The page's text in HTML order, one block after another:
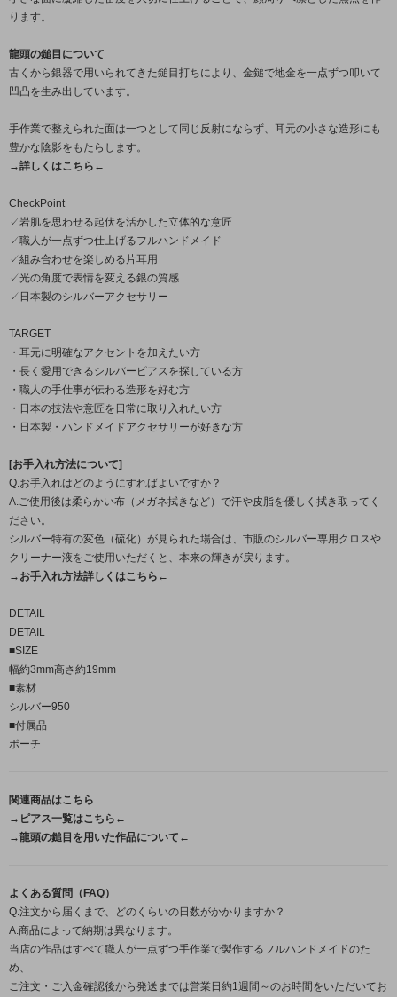
ります。
龍頭の鎚目について
古くから銀器で用いられてきた鎚目打ちにより、金鎚で地金を一点ずつ叩いて
凹凸を生み出しています。
手作業で整えられた面は一つとして同じ反射にならず、耳元の小さな造形にも
豊かな陰影をもたらします。
→詳しくはこちら←
CheckPoint
✓岩肌を思わせる起伏を活かした立体的な意匠
✓職人が一点ずつ仕上げるフルハンドメイド
✓組み合わせを楽しめる片耳用
✓光の角度で表情を変える銀の質感
✓日本製のシルバーアクセサリー
TARGET
・耳元に明確なアクセントを加えたい方
・長く愛用できるシルバーピアスを探している方
・職人の手仕事が伝わる造形を好む方
・日本の技法や意匠を日常に取り入れたい方
・日本製・ハンドメイドアクセサリーが好きな方
[お手入れ方法について]
Q.お手入れはどのようにすればよいですか？
A.ご使用後は柔らかい布（メガネ拭きなど）で汗や皮脂を優しく拭き取ってく
ださい。
シルバー特有の変色（硫化）が見られた場合は、市販のシルバー専用クロスや
クリーナー液をご使用いただくと、本来の輝きが戻ります。
→お手入れ方法詳しくはこちら←
DETAIL
DETAIL
■SIZE
幅約3mm高さ約19mm
■素材
シルバー950
■付属品
ポーチ
関連商品はこちら
→ピアス一覧はこちら←
→龍頭の鎚目を用いた作品について←
よくある質問（FAQ）
Q.注文から届くまで、どのくらいの日数がかかりますか？
A.商品によって納期は異なります。
当店の作品はすべて職人が一点ずつ手作業で製作するフルハンドメイドのた
め、
ご注文・ご入金確認後から発送までは営業日約1週間～のお時間をいただいてお